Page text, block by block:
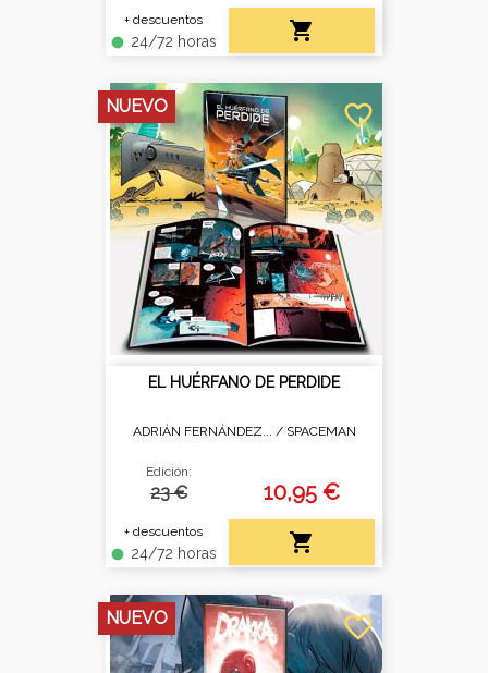
+ descuentos
fiber_manual_record 24/72 horas

EL HUÉRFANO DE PERDIDE
ADRIÁN FERNÁNDEZ... / SPACEMAN
Edición:
23 €
+ descuentos
fiber_manual_record 24/72 horas
10,95 €

favorite_border
NUEVO
favorite_border
NUEVO